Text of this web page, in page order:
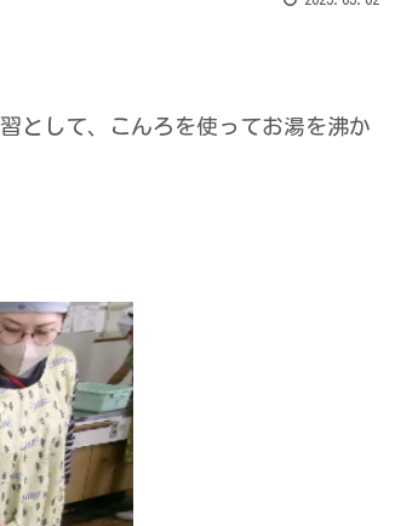
として、こんろを使ってお湯を沸か